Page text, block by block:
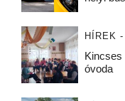
HÍREK
Kincses
óvoda